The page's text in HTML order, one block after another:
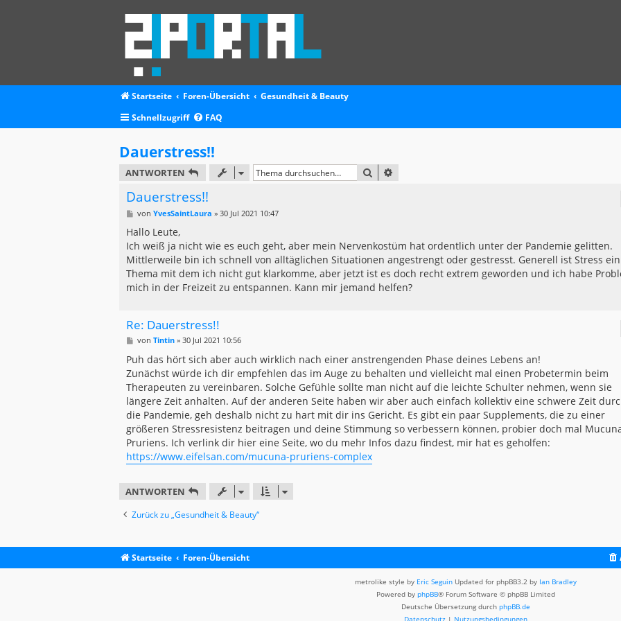
Startseite Foren-Übersicht
Gesundheit & Beauty
Schnellzugriff
FAQ
Dauerstress!!
ANTWORTEN SUCHE
Dauerstress!!
B
i
r
a
g
von YvesSaintLaura » 30 Jul 2021 10:47
Hallo Leute,
Ich weiß ja nicht wie es euch geht, aber mein Nervenkostüm hat ordentlich unter der Pandemie gelitten.
Mittlerweile bin ich schnell von alltäglichen Situationen angestrengt oder gestresst. Generell ist Stress ein
Thema mit dem ich nicht gut klarkomme, aber jetzt ist es doch recht extrem geworden und ich habe
mich in der Freizeit zu entspannen. Kann mir jemand helfen?
Re: Dauerstress!!
B
i
t
r
a
g
von Tintin» 30 Jul 2021 10:56
Puh das hört sich aber auch wirklich nach einer anstrengenden Phase deines Lebens an!
Zunächst würde ich dir empfehlen das im Auge zu behalten und vielleicht mal einen Probetermin beim
Therapeuten zu vereinbaren. Solche Gefühle sollte man nicht auf die leichte Schulter nehmen, wenn sie
längere Zeit anhalten. Auf der anderen Seite haben wir aber auch einfach kollektiv eine schwere Zeit
die Pandemie, geh deshalb nicht zu hart mit dir ins Gericht. Es gibt ein paar Supplements, die zu einer
größeren Stressresistenz beitragen und deine Stimmung so verbessern können, probier doch mal
Pruriens. Ich verlink dir hier eine Seite, wo du mehr Infos dazu findest, mir hat es geholfen:
https://www.eifelsan.com/mucuna-pruriens-complex
ANTWORTEN
Zurück zu „Gesundheit & Beauty“
Startseite Foren-Übersicht
metrolike style by Eric Seguin Updated for phpBB3.2 by Ian Bradley
Powered by phpBB® Forum Software © phpBB Limited
Deutsche Übersetzung durch phpBB.de
Datenschutz | Nutzungsbedingungen